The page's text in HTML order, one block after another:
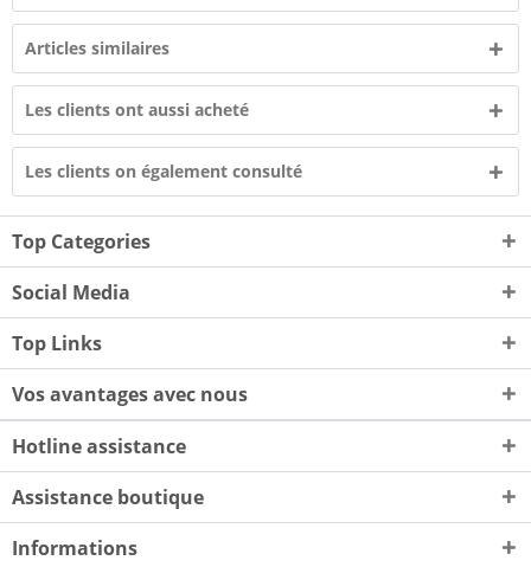
Articles similaires
Les clients ont aussi acheté
Les clients on également consulté
Top Categories
Social Media
Top Links
Vos avantages avec nous
Hotline assistance
Assistance boutique
Informations